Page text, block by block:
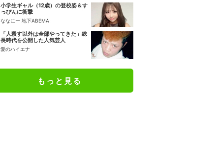
小学生ギャル（12歳）の登校姿＆す
っぴんに衝撃
ななにー 地下ABEMA
「人殺す以外は全部やってきた」総
長時代を公開した人気芸人
愛のハイエナ
もっと見る